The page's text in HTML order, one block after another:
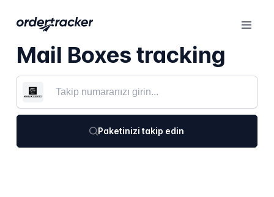
Mail Boxes tracking
Paketinizi takip edin